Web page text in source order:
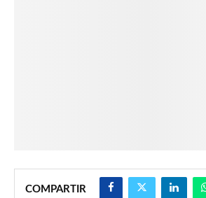
COMPARTIR